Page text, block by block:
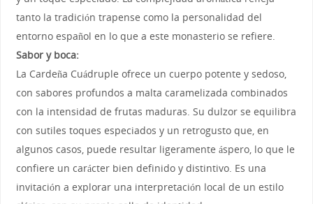
tanto la tradición trapense como la personalidad del
entorno español en lo que a este monasterio se refiere.
Sabor y boca:
La Cardeña Cuádruple ofrece un cuerpo potente y sedoso,
con sabores profundos a malta caramelizada combinados
con la intensidad de frutas maduras. Su dulzor se equilibra
con sutiles toques especiados y un retrogusto que, en
algunos casos, puede resultar ligeramente áspero, lo que le
confiere un carácter bien definido y distintivo. Es una
invitación a explorar una interpretación local de un estilo